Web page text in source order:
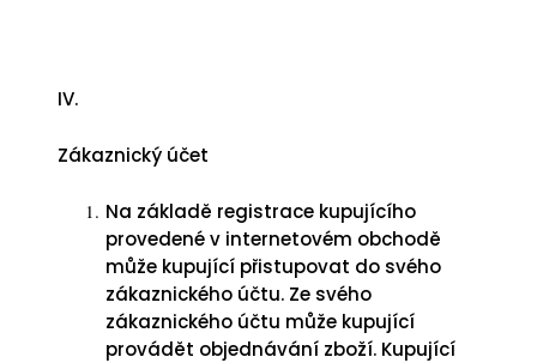
IV.
Zákaznický účet
Na základě registrace kupujícího
provedené v internetovém obchodě
může kupující přistupovat do svého
zákaznického účtu. Ze svého
zákaznického účtu může kupující
provádět objednávání zboží. Kupující